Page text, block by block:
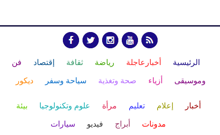
الرئيسية أخبارعاجلة رياضة ثقافة إقتصاد فن
وموسيقى أزياء صحة وتغذية سياحة وسفر ديكور
أخبار إعلام تعليم مرأة علوم وتكنولوجيا بيئة
مدونات أبراج فيديو سيارات